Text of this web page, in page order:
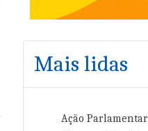
Mais lidas
Ação Parlamentar